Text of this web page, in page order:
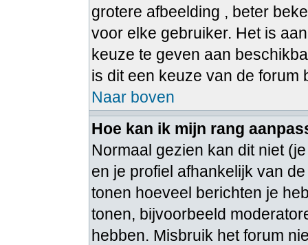
grotere afbeelding , beter
voor elke gebruiker. Het is
keuze te geven aan
is dit een keuze van de forum
Naar boven
Hoe kan ik mijn rang
Normaal gezien kan dit niet
en je profiel afhankelijk van
tonen hoeveel berichten je
tonen, bijvoorbeeld
hebben. Misbruik het forum